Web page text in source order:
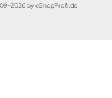
2026 by eShopProfi.de